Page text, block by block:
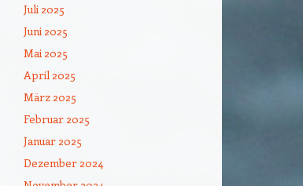
Juli 2025
Juni 2025
Mai 2025
April 2025
März 2025
Februar 2025
Januar 2025
Dezember 2024